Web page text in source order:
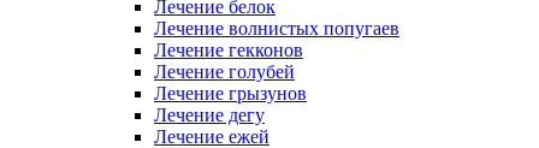
Лечение белок
Лечение волнистых попугаев
Лечение гекконов
Лечение голубей
Лечение грызунов
Лечение дегу
Лечение ежей